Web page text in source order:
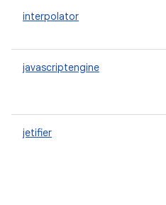
interpolator
javascriptengine
jetifier